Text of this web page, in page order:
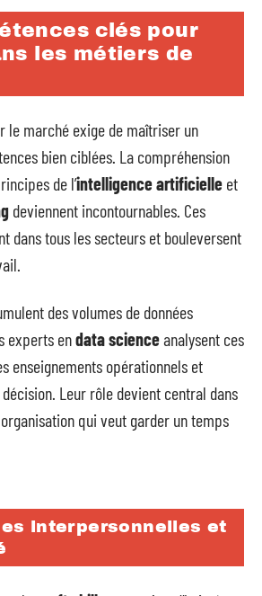
clés pour
les métiers de
le marché exige de maîtriser un
bien ciblées. La compréhension
de l’intelligence artificielle et
deviennent incontournables. Ces
dans tous les secteurs et bouleversent
des volumes de données
experts endata scienceanalysent ces
enseignements opérationnels et
Leur rôle devient central dans
qui veut garder un temps
interpersonnelles et